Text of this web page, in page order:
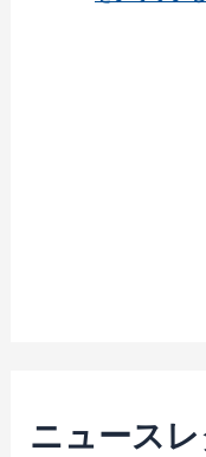
ニュース